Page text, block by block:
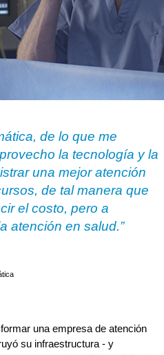
de lo que me
la tecnología y la
una mejor atención
de tal manera que
el costo, pero a
atención en salud.”
una empresa de atención
su infraestructura - y